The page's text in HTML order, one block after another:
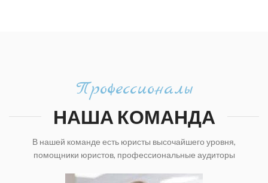
Профессионалы
НАША КОМАНДА
В нашей команде есть юристы высочайшего уровня,
помощники юристов, профессиональные аудиторы